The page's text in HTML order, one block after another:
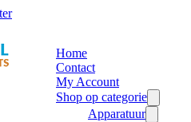
Home
Contact
My Account
Shop op categorie
Apparatuur